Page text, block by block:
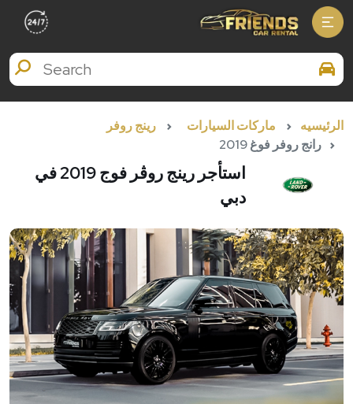
Search Brands
الرئيسيه ماركات السيارات
رينج روفر
رانج روفر فوغ 2019
استأجر رينج روڤر فوج 2019 في
دبي